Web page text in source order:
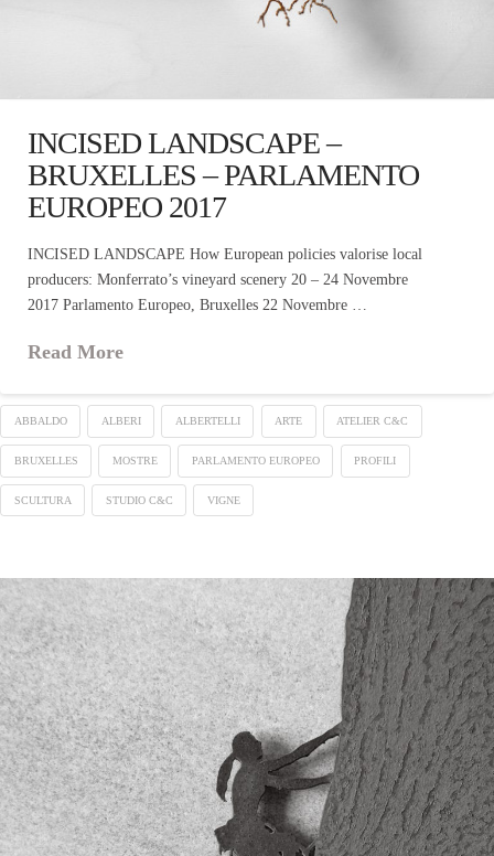
INCISED LANDSCAPE –
BRUXELLES – PARLAMENTO
EUROPEO 2017
INCISED LANDSCAPE How European policies valorise local
producers: Monferrato’s vineyard scenery 20 – 24 Novembre
2017 Parlamento Europeo, Bruxelles 22 Novembre …
Read More
ABBALDO ALBERI ALBERTELLI ARTE ATELIER C&C
BRUXELLES MOSTRE PARLAMENTO EUROPEO PROFILI
SCULTURA STUDIO C&C VIGNE